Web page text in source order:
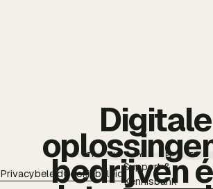
TT IG YT PI FB
PrivacybeleidCookiebeleid
Support &
Kennisbank
Digitale
bedrijven